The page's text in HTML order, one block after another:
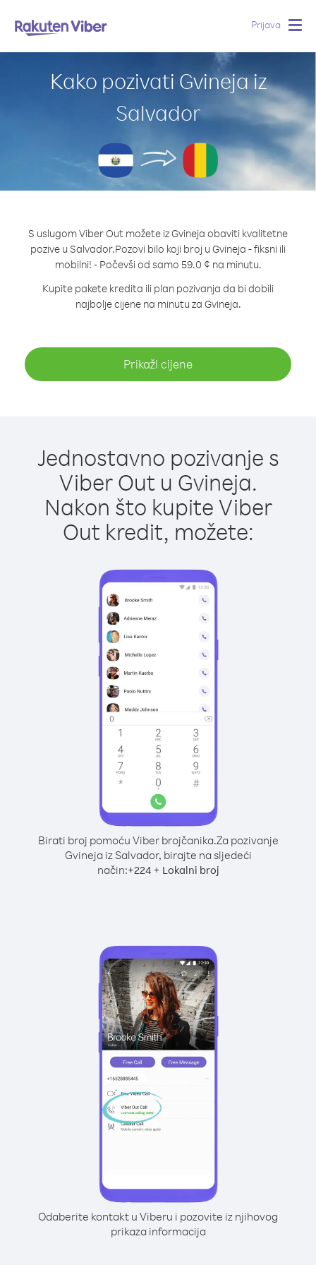
Prijava
Kako pozivati Gvineja iz
Salvador
S uslugom Viber Out možete iz Gvineja obaviti kvalitetne
pozive u Salvador.Pozovi bilo koji broj u Gvineja - fiksni ili
mobilni! - Počevši od samo 59.0 ¢ na minutu.
Kupite pakete kredita ili plan pozivanja da bi dobili
najbolje cijene na minutu za Gvineja.
Prikaži cijene
Jednostavno pozivanje s
Viber Out u Gvineja.
Nakon što kupite Viber
Out kredit, možete:
Birati broj pomoću Viber brojčanika.Za pozivanje
Gvineja iz Salvador, birajte na sljedeći
način:+224+ Lokalni broj
Odaberite kontakt u Viberu i pozovite iz njihovog
prikaza informacija